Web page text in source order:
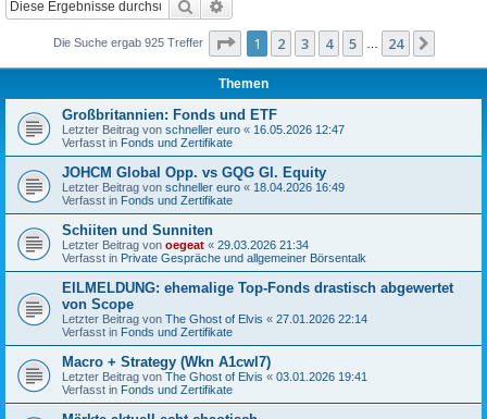
Suche
Die Suche ergab 925 Treffer Seite 1von 24
1 2 3 4 5 24
Themen
Großbritannien: Fonds und ETF
Letzter Beitrag von schneller euro « 16.05.2026 12:47
Verfasst in Fonds und Zertifikate
JOHCM Global Opp. vs GQG Gl. Equity
Letzter Beitrag von schneller euro « 18.04.2026 16:49
Verfasst in Fonds und Zertifikate
Schiiten und Sunniten
Letzter Beitrag von oegeat « 29.03.2026 21:34
Verfasst in Private Gespräche und allgemeiner Börsentalk
EILMELDUNG: ehemalige Top-Fonds drastisch abgewertet
von Scope
Letzter Beitrag von The Ghost of Elvis « 27.01.2026 22:14
Verfasst in Fonds und Zertifikate
Macro + Strategy (Wkn A1cwl7)
Letzter Beitrag von The Ghost of Elvis « 03.01.2026 19:41
Verfasst in Fonds und Zertifikate